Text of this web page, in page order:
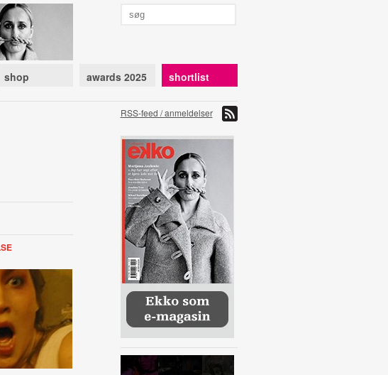
shop awards 2025 shortlist
RSS-feed / anmeldelser